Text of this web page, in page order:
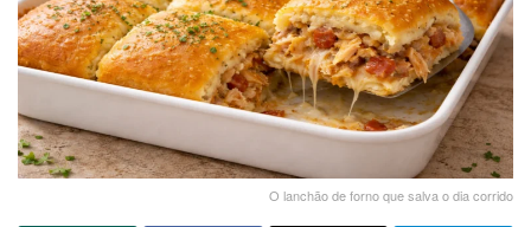
O lanchão de forno que salva o dia corrido